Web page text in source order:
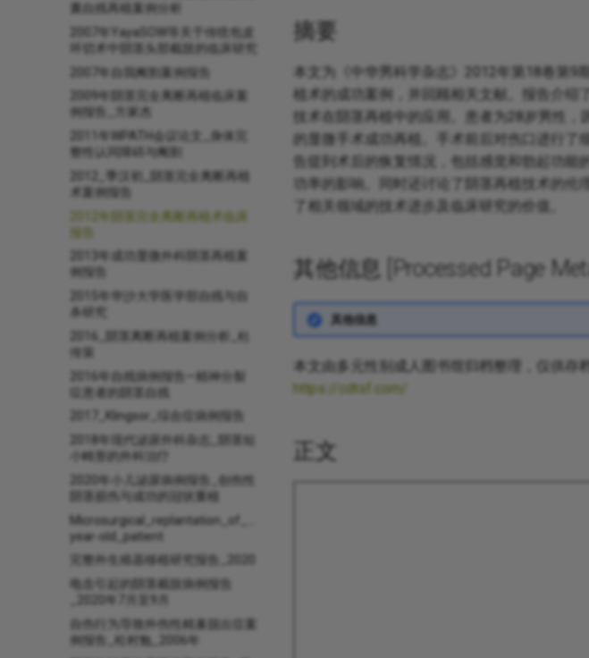
囊自残再植案例分析
2007年YayaSOW等关于传统包皮
环切术中阴茎头部截肢的临床研究
2007年自我阉割案例报告
2009年阴茎完全离断再植临床案
例报告_方家杰
2011年WPATH会议论文_身体完
整性认同障碍与阉割
2012_季汉初_阴茎完全离断再植
术案例报告
2012年阴茎完全离断再植术临床
报告
2013年成功显微外科阴茎再植案
例报告
2016_阴茎离断再植案例分析_杜
2016年自残病例报告—精神分裂
症患者的阴茎自残
2017_Klingsor_综合症病例报告
2018年现代泌尿外科杂志_阴茎短
小畸形的外科治疗
2020年小儿泌尿病例报告_创伤性
阴茎损伤与成功的冠状重植
year-old_patient
完整外生殖器移植研究报告_2020
电击引起的阴茎截肢病例报告
自伤行为导致外伤性精巢脱出症案
例报告_松村勉_2006年
摘要
本文为《中华男科学杂志》2012年第18卷第9
植术的成功案例，并回顾相关文献。报告介绍
技术在阴茎再植中的应用。患者为28岁男性
的显微手术成功再植。手术前后对伤口进行了
告提到术后的恢复情况，包括感觉和勃起功
功率的影响。同时还讨论了阴茎再植技术的
了相关领域的技术进步及临床研究的价值。
其他信息 [Processed Page
其他信息
本文由多元性别成人图书馆归档整理，仅供存
https://cdtsf.com/
正文